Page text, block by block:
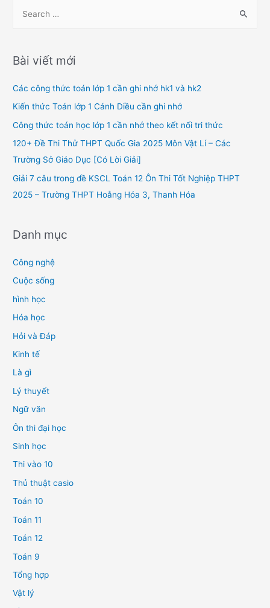
r
h
f
o
Bài viết mới
Các công thức toán lớp 1 cần ghi nhớ hk1 và hk2
Kiến thức Toán lớp 1 Cánh Diều cần ghi nhớ
Công thức toán học lớp 1 cần nhớ theo kết nối tri thức
120+ Đề Thi Thử THPT Quốc Gia 2025 Môn Vật Lí – Các
Trường Sở Giáo Dục [Có Lời Giải]
Giải 7 câu trong đề KSCL Toán 12 Ôn Thi Tốt Nghiệp THPT
2025 – Trường THPT Hoằng Hóa 3, Thanh Hóa
Danh mục
Công nghệ
Cuộc sống
hình học
Hóa học
Hỏi và Đáp
Kinh tế
Là gì
Lý thuyết
Ngữ văn
Ôn thi đại học
Sinh học
Thi vào 10
Thủ thuật casio
Toán 10
Toán 11
Toán 12
Toán 9
Tổng hợp
Vật lý